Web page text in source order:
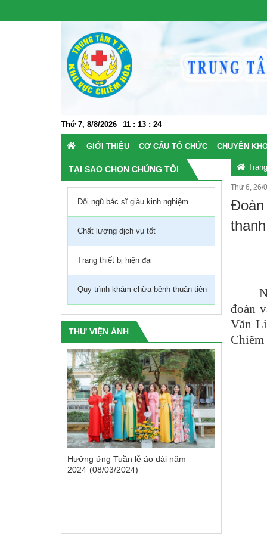
Thứ 7, 8/8/2026 11 : 13 : 25
Tin tức và Sự kiệnKhối dự phòng
GIỚI THIỆU
Giới thiệu chung
CƠ CẤU TỔ CHỨC
BAN GIÁM ĐỐC
KHOA LÂM SÀNG
KHOA CẤP CỨU
KHOA NGOẠI
KHOA CHĂM
KHOA NHI
KHOA TRUYỀN
KHOA RĂNG
KHỐI DỰ PHÒNG
Các đoàn thể
CHUYÊN
Các trung
Khối nội - nhi
Thứ 6, 26/
Đoàn
đoàn
Văn
Chiêm
TẠI SAO CHỌN CHÚNG TÔI
Đội ngũ bác sĩ giàu kinh nghiệm
Chất lượng dịch vụ tốt
Trang thiết bị hiện đại
Quy trình khám chữa bệnh thuận tiện
THƯ VIỆN ẢNH
Hưởng ứng Tuần lễ áo dài năm
2024 (08/03/2024)
Đoàn cơ
khám,